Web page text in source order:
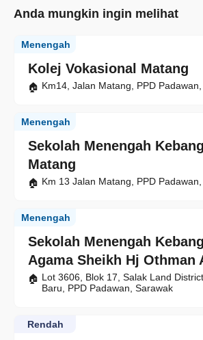
Anda mungkin ingin melihat
Kolej Vokasional Matang
Menengah
Km14, Jalan Matang, PPD
Sekolah Menengah
Matang
Menengah
Km 13 Jalan Matang, PPD
Sekolah Menengah
Agama Sheikh Hj Othman
Menengah
Lot 3606, Blok 17, Salak Land
Baru, PPD Padawan, Sarawak
Rendah